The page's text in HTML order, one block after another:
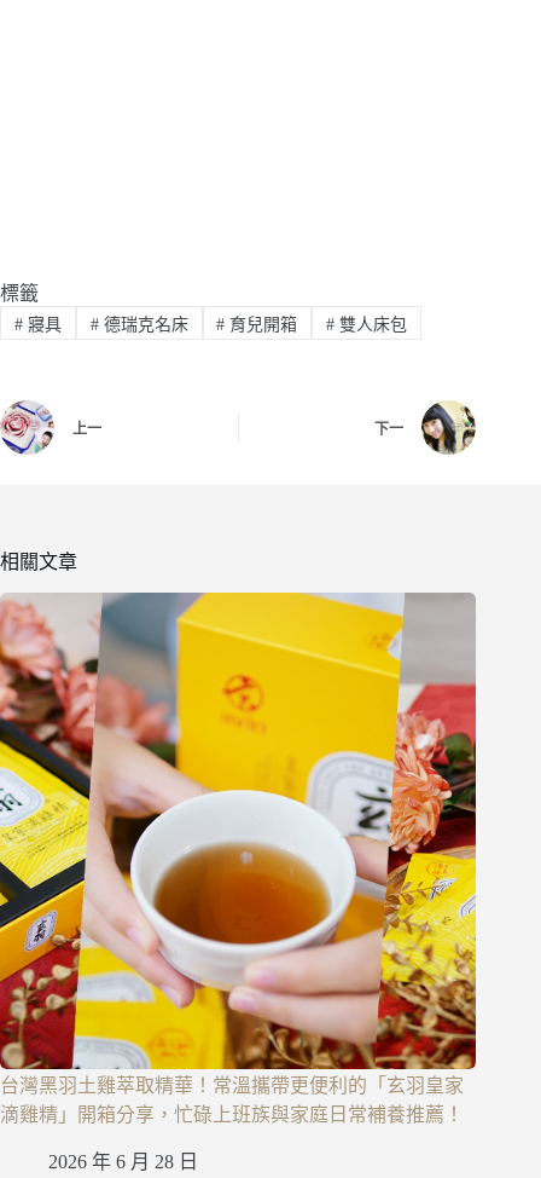
標籤
#寢具 #德瑞克名床 # 育兒開箱 # 雙人床包
上一 下一
相關文章
台灣黑羽土雞萃取精華！常溫攜帶更便利的「玄羽皇家
滴雞精」開箱分享，忙碌上班族與家庭日常補養推薦！
2026 年 6 月 28 日